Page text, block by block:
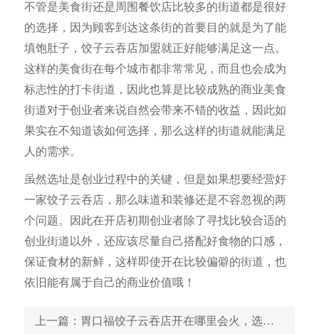
不管是美食街还是周围餐饮店比较多的街道都是很好
的选择，因为顾客到达这条街的首要目的就是为了能
填饱肚子，饺子云吞店加盟就正好能够满足这一点。
这样的美食街在每个城市都非常常见，而且也会成为
标志性的打卡街道，因此也算是比较成熟的商业美食
街道对于创业者来说自然会带来不错的收益，因此如
果实在不知道该如何选择，那么这样的街道就能满足
人的需求。
虽然选址是创业过程中的关键，但是如果想要经营好
一家饺子云吞店，那么味道和装修还是不容忽视的两
个问题。因此在开店初期创业者除了寻找比较合适的
创业街道以外，还应该尽量自己搭配好食物的口感，
保证食材的新鲜，这样即使开在比较偏僻的街道，也
依旧能有属于自己的商业价值哦！
上一篇 ：胃口福饺子云吞店开在哪里会火，选址你应该看这些